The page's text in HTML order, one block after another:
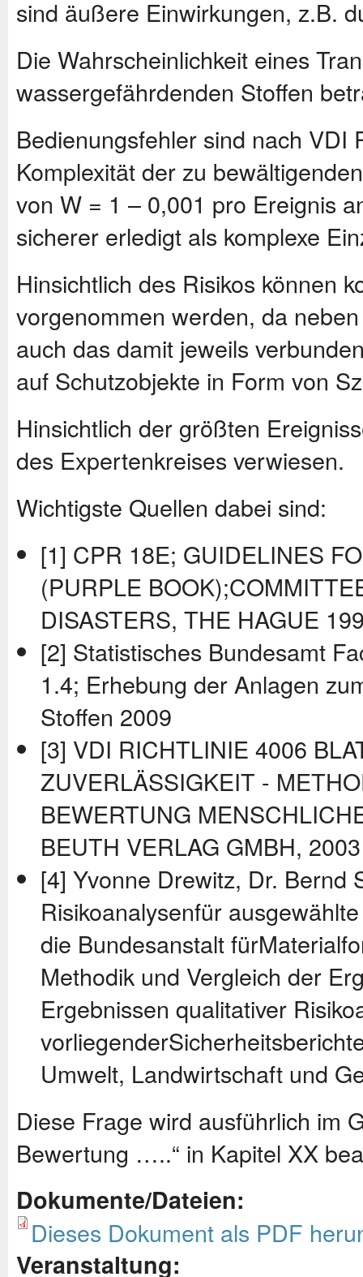
sind äußere Einwirkungen, z.B.
Die Wahrscheinlichkeit eines
wassergefährdenden Stoffen
Bedienungsfehler sind nach VDI
Komplexität der zu
von W = 1 – 0,001 pro Ereignis
sicherer erledigt als komplexe
Hinsichtlich des Risikos können
vorgenommen werden, da
auch das damit jeweils
auf Schutzobjekte in Form von
Hinsichtlich der größten
des Expertenkreises verwiesen.
Wichtigste Quellen dabei sind:
[1] CPR 18E; GUIDELINES
(PURPLE
DISASTERS, THE HAGUE
[2] Statistisches Bundesamt
1.4; Erhebung der Anlagen
Stoffen 2009
[3] VDI RICHTLINIE 4006
ZUVERLÄSSIGKEIT -
BEWERTUNG
BEUTH VERLAG GMBH, 2003
[4] Yvonne Drewitz, Dr. Bernd
Risikoanalysenfür
die Bundesanstalt
Methodik und Vergleich der
Ergebnissen qualitativer
Umwelt, Landwirtschaft und
Diese Frage wird ausführlich im
Bewertung …..“ in Kapitel XX
Dokumente/Dateien:
Dieses Dokument als PDF
Veranstaltung: